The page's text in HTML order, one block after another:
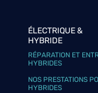
ÉLECTRIQUE &
HYBRIDE
RÉPARATION ET
HYBRIDES
NOS PRESTATIONS
HYBRIDES